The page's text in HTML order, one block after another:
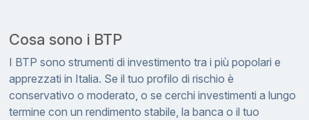
Cosa sono i BTP
I BTP sono strumenti di investimento tra i più popolari e
apprezzati in Italia. Se il tuo profilo di rischio è
conservativo o moderato, o se cerchi investimenti a lungo
termine con un rendimento stabile, la banca o il tuo